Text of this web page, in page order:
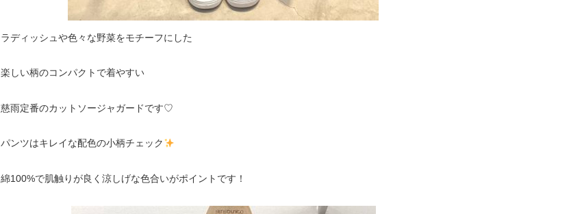
ラディッシュや色々な野菜をモチーフにした
楽しい柄のコンパクトで着やすい
慈雨定番のカットソージャガードです♡
パンツはキレイな配色の小柄チェック
綿100%で肌触りが良く涼しげな色合いがポイントです！